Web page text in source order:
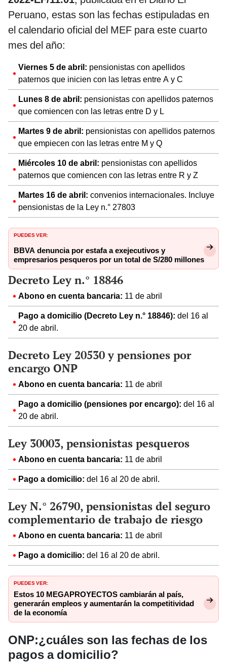
Peruano, estas son las fechas estipuladas en
el calendario oficial del MEF para este cuarto
mes del año:
Viernes 5 de abril: pensionistas con apellidos
paternos que inicien con las letras entre A y C
Lunes 8 de abril: pensionistas con apellidos paternos
que comiencen con las letras entre D y L
Martes 9 de abril: pensionistas con apellidos paternos
que empiecen con las letras entre M y Q
Miércoles 10 de abril: pensionistas con apellidos
paternos que comiencen con las letras entre R y Z
Martes 16 de abril: convenios internacionales. Incluye
pensionistas de la Ley n.° 27803
PUEDES VER:
BBVA denuncia por estafa a exejecutivos y
empresarios pesqueros por un total de S/280 millones
Decreto Ley n.° 18846
Abono en cuenta bancaria: 11 de abril
Pago a domicilio (Decreto Ley n.° 18846): del 16 al
20 de abril.
Decreto Ley 20530 y pensiones por
encargo ONP
Abono en cuenta bancaria: 11 de abril
Pago a domicilio (pensiones por encargo): del 16 al
20 de abril.
Ley 30003, pensionistas pesqueros
Abono en cuenta bancaria: 11 de abril
Pago a domicilio: del 16 al 20 de abril.
Ley N.° 26790, pensionistas del seguro
complementario de trabajo de riesgo
Abono en cuenta bancaria: 11 de abril
Pago a domicilio: del 16 al 20 de abril.
PUEDES VER:
Estos 10 MEGAPROYECTOS cambiarán al país,
generarán empleos y aumentarán la competitividad
de la economía
ONP:¿cuáles son las fechas de los
pagos a domicilio?